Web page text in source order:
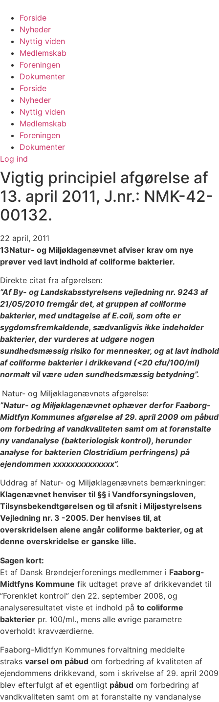
indhold
Forside
Nyheder
Nyttig viden
Medlemskab
Foreningen
Dokumenter
Forside
Nyheder
Nyttig viden
Medlemskab
Foreningen
Dokumenter
Log ind
Vigtig principiel afgørelse af
13. april 2011, J.nr.: NMK-42-
00132.
22 april, 2011
13Natur- og Miljøklagenævnet afviser krav om nye
prøver ved lavt indhold af coliforme bakterier.
Direkte citat fra afgørelsen:
”Af By- og Landskabsstyrelsens vejledning nr. 9243 af
21/05/2010 fremgår det, at gruppen af coliforme
bakterier, med undtagelse af E.coli, som ofte er
sygdomsfremkaldende, sædvanligvis ikke indeholder
bakterier, der vurderes at udgøre nogen
sundhedsmæssig risiko for mennesker, og at lavt indhold
af coliforme bakterier i drikkevand (<20 cfu/100/ml)
normalt vil være uden sundhedsmæssig betydning”.
Natur- og Miljøklagenævnets afgørelse:
”Natur- og Miljøklagenævnet ophæver derfor Faaborg-
Midtfyn Kommunes afgørelse af 29. april 2009 om påbud
om forbedring af vandkvaliteten samt om at foranstalte
ny vandanalyse (bakteriologisk kontrol), herunder
analyse for bakterien Clostridium perfringens) på
ejendommen xxxxxxxxxxxxxx”.
Uddrag af Natur- og Miljøklagenævnets bemærkninger:
Klagenævnet henviser til §§ i Vandforsyningsloven,
Tilsynsbekendtgørelsen og til afsnit i Miljøstyrelsens
Vejledning nr. 3 -2005. Der henvises til, at
overskridelsen alene angår coliforme bakterier, og at
denne overskridelse er ganske lille.
Sagen kort:
Et af Dansk Brøndejerforenings medlemmer i Faaborg-
Midtfyns Kommune fik udtaget prøve af drikkevandet til
”Forenklet kontrol” den 22. september 2008, og
analyseresultatet viste et indhold på to coliforme
bakterier pr. 100/ml., mens alle øvrige parametre
overholdt kravværdierne.
Faaborg-Midtfyn Kommunes forvaltning meddelte
straks varsel om påbud om forbedring af kvaliteten af
ejendommens drikkevand, som i skrivelse af 29. april 2009
blev efterfulgt af et egentligt påbud om forbedring af
vandkvaliteten samt om at foranstalte ny vandanalyse